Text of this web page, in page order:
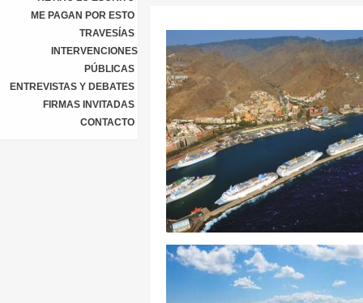
ME PAGAN POR ESTO
TRAVESÍAS
INTERVENCIONES
PÚBLICAS
ENTREVISTAS Y DEBATES
FIRMAS INVITADAS
CONTACTO